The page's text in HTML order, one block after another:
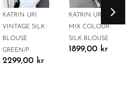
KATRIN URI
VINTAGE SILK
BLOUSE
GREEN/P
2299,00 kr
KATRIN URI
MIX COLOUR
SILK BLOUSE
1899,00 kr